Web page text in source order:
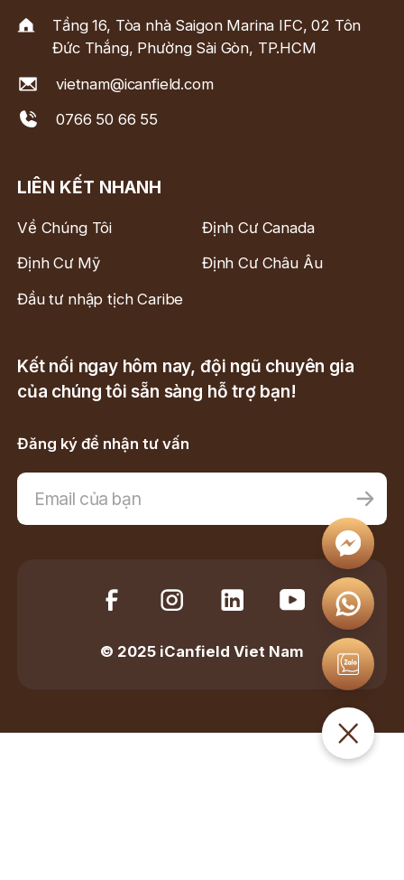
Tầng 16, Tòa nhà Saigon Marina IFC, 02 Tôn
Đức Thắng, Phường Sài Gòn, TP.HCM
vietnam@icanfield.com
0766 50 66 55
LIÊN KẾT NHANH
Về Chúng Tôi
Định Cư Canada
Định Cư Mỹ
Định Cư Châu Âu
Đầu tư nhập tịch Caribe
Kết nối ngay hôm nay, đội ngũ chuyên gia
của chúng tôi sẵn sàng hỗ trợ bạn!
Đăng ký để nhận tư vấn
© 2025 iCanfield Viet Nam